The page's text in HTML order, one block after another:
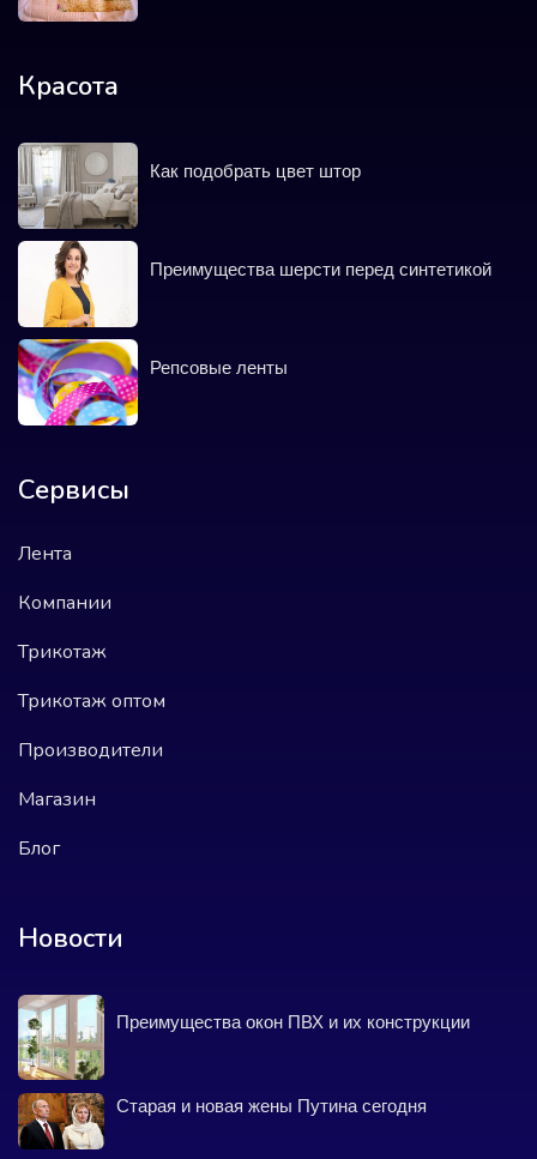
Красота
Как подобрать цвет штор
Преимущества шерсти перед синтетикой
Репсовые ленты
Сервисы
Лента
Компании
Трикотаж
Трикотаж оптом
Производители
Магазин
Блог
Новости
Преимущества окон ПВХ и их конструкции
Старая и новая жены Путина сегодня